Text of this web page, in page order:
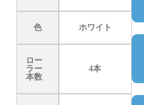
色 ホワイト
ロー
ラー
本数
4本